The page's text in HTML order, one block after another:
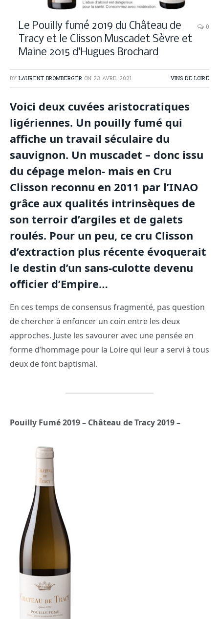
Le Pouilly fumé 2019 du Château de
Tracy et le Clisson Muscadet Sèvre et
Maine 2015 d’Hugues Brochard
0
BY LAURENT BROMBERGER ON 23 AVRIL 2021 VINS DE LOIRE
Voici deux cuvées aristocratiques
ligériennes. Un pouilly fumé qui
affiche un travail séculaire du
sauvignon. Un muscadet – donc issu
du cépage melon- mais en Cru
Clisson reconnu en 2011 par l’INAO
grâce aux qualités intrinsèques de
son terroir d’argiles et de galets
roulés. Pour un peu, ce cru Clisson
d’extraction plus récente évoquerait
le destin d’un sans-culotte devenu
officier d’Empire…
En ces temps de consensus fragmenté, pas question
de chercher à enfoncer un coin entre les deux
approches. Juste les savourer avec une pensée en
forme d’hommage pour la Loire qui leur a servi à tous
deux de font baptismal.
Pouilly Fumé 2019 – Château de Tracy 2019 –